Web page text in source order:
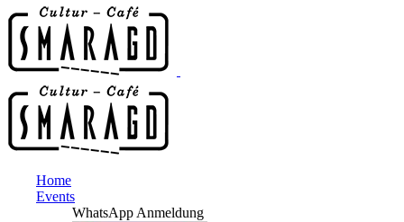
Home
Events
WhatsApp Anmeldung